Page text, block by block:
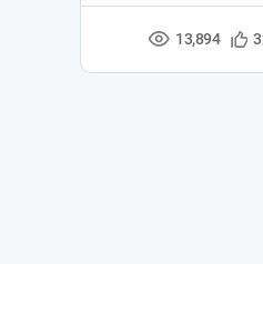
조
수
13,894
관
등